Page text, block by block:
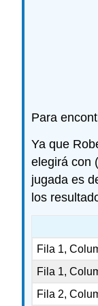
Para
Ya que
elegirá con
jugada es
los
Fila 1,
Fila 1,
Fila 2,